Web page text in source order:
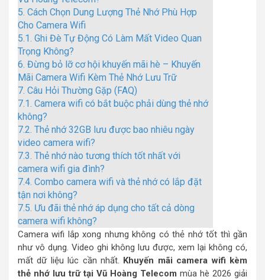
5. Cách Chọn Dung Lượng Thẻ Nhớ Phù Hợp
Cho Camera Wifi
5.1. Ghi Đè Tự Động Có Làm Mất Video Quan
Trọng Không?
6. Đừng bỏ lỡ cơ hội khuyến mãi hè – Khuyến
Mãi Camera Wifi Kèm Thẻ Nhớ Lưu Trữ
7. Câu Hỏi Thường Gặp (FAQ)
7.1. Camera wifi có bắt buộc phải dùng thẻ nhớ
không?
7.2. Thẻ nhớ 32GB lưu được bao nhiêu ngày
video camera wifi?
7.3. Thẻ nhớ nào tương thích tốt nhất với
camera wifi gia đình?
7.4. Combo camera wifi và thẻ nhớ có lắp đặt
tận nơi không?
7.5. Ưu đãi thẻ nhớ áp dụng cho tất cả dòng
camera wifi không?
Camera wifi lắp xong nhưng không có thẻ nhớ tốt thì gần
như vô dụng. Video ghi không lưu được, xem lại không có,
mất dữ liệu lúc cần nhất. Khuyến mãi camera wifi kèm
thẻ nhớ lưu trữ tại Vũ Hoàng Telecom mùa hè 2026 giải